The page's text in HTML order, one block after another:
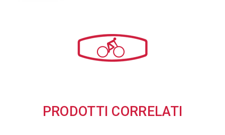
PRODOTTI CORRELATI